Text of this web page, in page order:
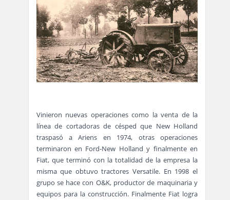
Vinieron nuevas operaciones como la venta de la
línea de cortadoras de césped que New Holland
traspasó a Ariens en 1974, otras operaciones
terminaron en Ford-New Holland y finalmente en
Fiat, que terminó con la totalidad de la empresa la
misma que obtuvo tractores Versatile. En 1998 el
grupo se hace con O&K, productor de maquinaria y
equipos para la construcción. Finalmente Fiat logra